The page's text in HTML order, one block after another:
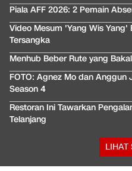
Piala AFF 2026: 2 Pemain
Video Mesum 'Yang Wis
Tersangka
Menhub Beber Rute yang
FOTO: Agnez Mo dan Anggun
Season 4
Restoran Ini Tawarkan
Telanjang
LIHAT